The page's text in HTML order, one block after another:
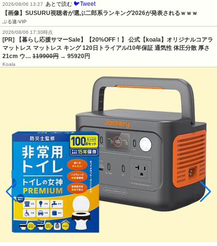
2026/08/06 13:27
あとで読む 🐦Tweet
【画像】SUSURU視聴者が選ぶ二郎系ランキング2026が発表されるｗｗｗ
ぶる速-VIP
2026/08/06 17:30時点
[PR] 【暮らし応援サマーSale】【20%OFF！】 公式【koala】オリジナルコアラ
マットレス マットレス キング 120日トライアル/10年保証 通気性 体圧分散 厚さ
21cm ウ… 119900円 → 95920円
Koala